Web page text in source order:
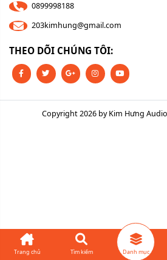
0899998188
203kimhung@gmail.com
THEO DÕI CHÚNG TÔI:
Copyright 2026 by Kim Hưng
Trang chủ Tìm kiếm Danh mục